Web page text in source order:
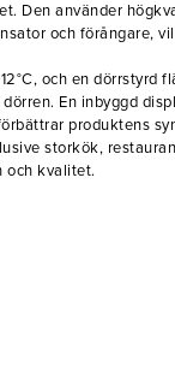
Den använder
och förångare,
och en dörrstyrd
En inbyggd
produktens
storkök,
och kvalitet.